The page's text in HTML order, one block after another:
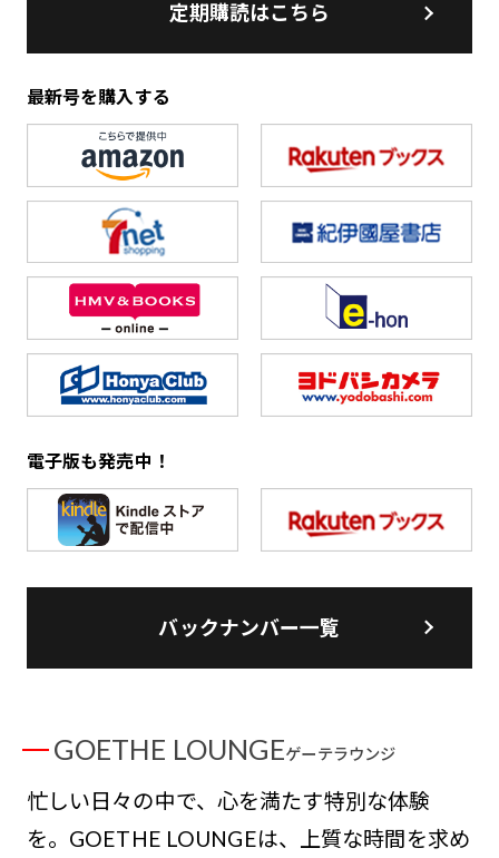
定期購読はこちら
最新号を購入する
電子版も発売中！
バックナンバー一覧
GOETHE LOUNGEゲーテラウンジ
忙しい日々の中で、心を満たす特別な体験
を。GOETHE LOUNGEは、上質な時間を求め